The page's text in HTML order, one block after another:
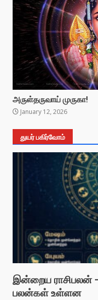
அருள்தருவாய் முருகா!
January 12, 2026
துயர் பகிர்வோம்
இன்றைய ராசிபலன்
பலன்கள் உள்ளன